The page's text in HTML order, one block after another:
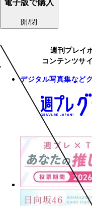
電子版で購入
開/閉
週刊プレイ
コンテンツサ
デジタル写真集など